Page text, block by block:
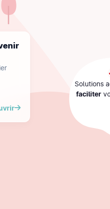
Solutions
faciliter